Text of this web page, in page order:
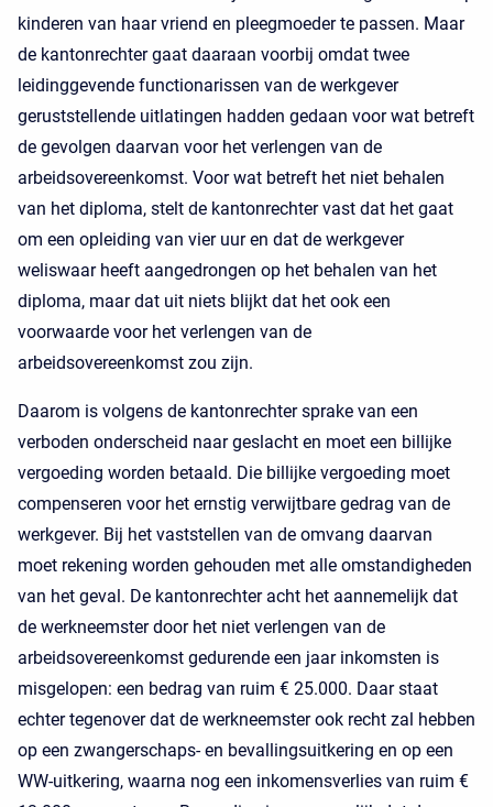
kinderen van haar vriend en pleegmoeder te passen. Maar
de kantonrechter gaat daaraan voorbij omdat twee
leidinggevende functionarissen van de werkgever
geruststellende uitlatingen hadden gedaan voor wat betreft
de gevolgen daarvan voor het verlengen van de
arbeidsovereenkomst. Voor wat betreft het niet behalen
van het diploma, stelt de kantonrechter vast dat het gaat
om een opleiding van vier uur en dat de werkgever
weliswaar heeft aangedrongen op het behalen van het
diploma, maar dat uit niets blijkt dat het ook een
voorwaarde voor het verlengen van de
arbeidsovereenkomst zou zijn.
Daarom is volgens de kantonrechter sprake van een
verboden onderscheid naar geslacht en moet een billijke
vergoeding worden betaald. Die billijke vergoeding moet
compenseren voor het ernstig verwijtbare gedrag van de
werkgever. Bij het vaststellen van de omvang daarvan
moet rekening worden gehouden met alle omstandigheden
van het geval. De kantonrechter acht het aannemelijk dat
de werkneemster door het niet verlengen van de
arbeidsovereenkomst gedurende een jaar inkomsten is
misgelopen: een bedrag van ruim € 25.000. Daar staat
echter tegenover dat de werkneemster ook recht zal hebben
op een zwangerschaps- en bevallingsuitkering en op een
WW-uitkering, waarna nog een inkomensverlies van ruim €